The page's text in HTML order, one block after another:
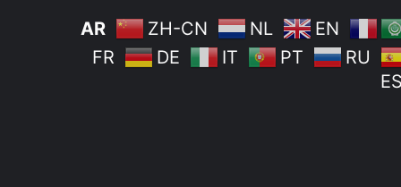
AR ZH-CN NL
EN
FR
DE IT PT
RU
ES